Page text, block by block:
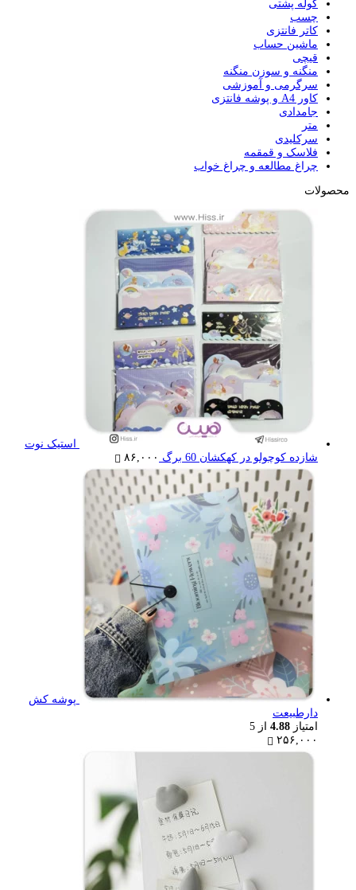
کوله پشتی
چسب
کاتر فانتزی
ماشین حساب
قیچی
منگنه و سوزن منگنه
سرگرمی و آموزشی
کاور A4 و پوشه فانتزی
جامدادی
متر
سرکلیدی
فلاسک و قمقمه
چراغ مطالعه و چراغ خواب
محصولات
استیک نوت
شازده کوچولو در کهکشان 60 برگ
۸۶,۰۰۰
پوشه کش
دارطبیعت
امتیاز 4.88 از 5
۲۵۶,۰۰۰